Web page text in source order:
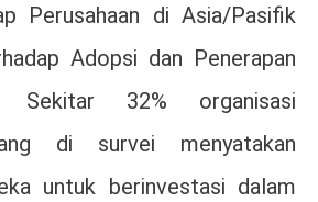
Perusahaan di Asia/Pasifik
Adopsi dan Penerapan
Sekitar 32% organisasi
di survei menyatakan
untuk berinvestasi dalam